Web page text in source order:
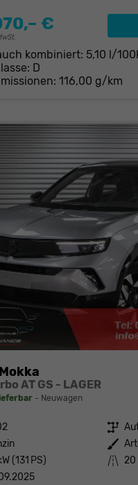
€
kombiniert: 5,10 l/
D
116,00 g/km
AT GS - LAGER
Neuwagen
Getriebe
Außenfarbe
(131 PS) Kilometerstand 20